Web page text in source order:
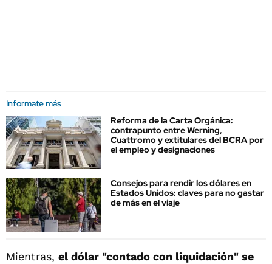
Informate más
Reforma de la Carta Orgánica:
contrapunto entre Werning,
Cuattromo y extitulares del BCRA por
el empleo y designaciones
Consejos para rendir los dólares en
Estados Unidos: claves para no gastar
de más en el viaje
Mientras, el dólar "contado con liquidación" se